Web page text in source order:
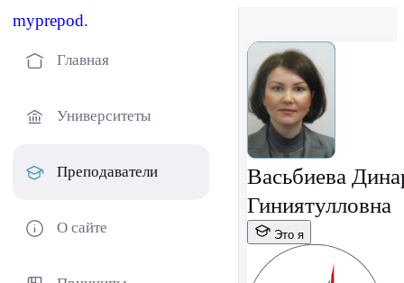
myprepod.
Главная
Университеты
Преподаватели
О сайте
Васьбиева
Гиниятулловна
Это я